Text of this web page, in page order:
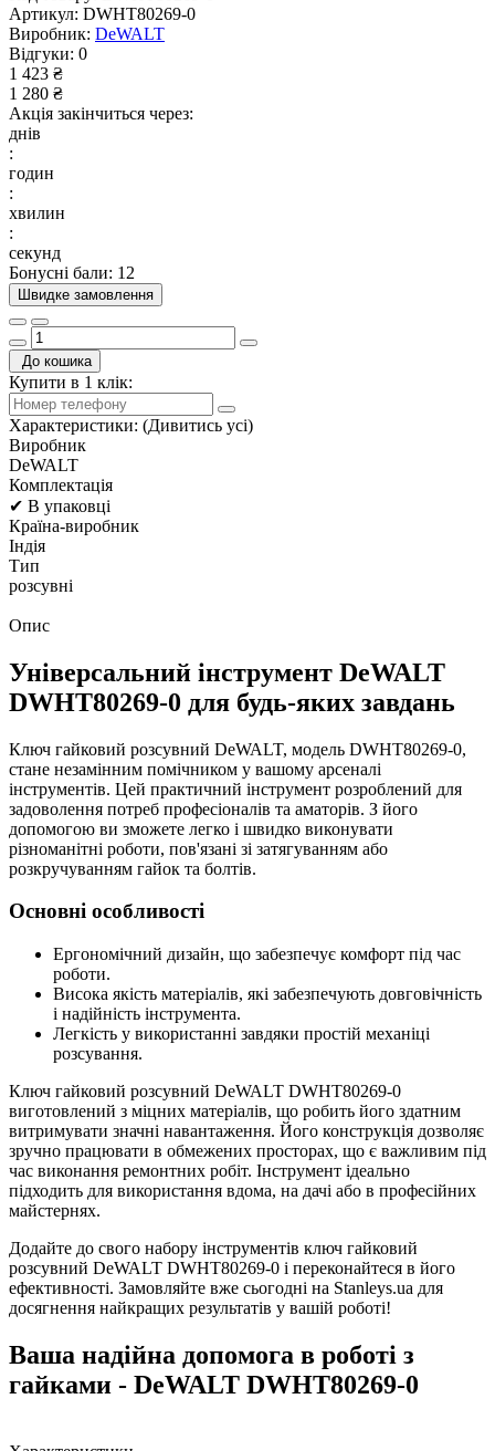
Артикул: DWHT80269-0
Виробник: DeWALT
Відгуки: 0
1 423 ₴
1 280 ₴
Акція закінчиться через:
днів
:
годин
:
хвилин
:
секунд
Бонусні бали: 12
Швидке замовлення
До кошика
Купити в 1 клік:
Характеристики: (Дивитись усі)
Виробник
DeWALT
Комплектація
✔ В упаковці
Країна-виробник
Індія
Тип
розсувні
Опис
Універсальний інструмент DeWALT
DWHT80269-0 для будь-яких завдань
Ключ гайковий розсувний DeWALT, модель DWHT80269-0,
стане незамінним помічником у вашому арсеналі
інструментів. Цей практичний інструмент розроблений для
задоволення потреб професіоналів та аматорів. З його
допомогою ви зможете легко і швидко виконувати
різноманітні роботи, пов'язані зі затягуванням або
розкручуванням гайок та болтів.
Основні особливості
Ергономічний дизайн, що забезпечує комфорт під час
роботи.
Висока якість матеріалів, які забезпечують довговічність
і надійність інструмента.
Легкість у використанні завдяки простій механіці
розсування.
Ключ гайковий розсувний DeWALT DWHT80269-0
виготовлений з міцних матеріалів, що робить його здатним
витримувати значні навантаження. Його конструкція дозволяє
зручно працювати в обмежених просторах, що є важливим під
час виконання ремонтних робіт. Інструмент ідеально
підходить для використання вдома, на дачі або в професійних
майстернях.
Додайте до свого набору інструментів ключ гайковий
розсувний DeWALT DWHT80269-0 і переконайтеся в його
ефективності. Замовляйте вже сьогодні на Stanleys.ua для
досягнення найкращих результатів у вашій роботі!
Ваша надійна допомога в роботі з
гайками - DeWALT DWHT80269-0